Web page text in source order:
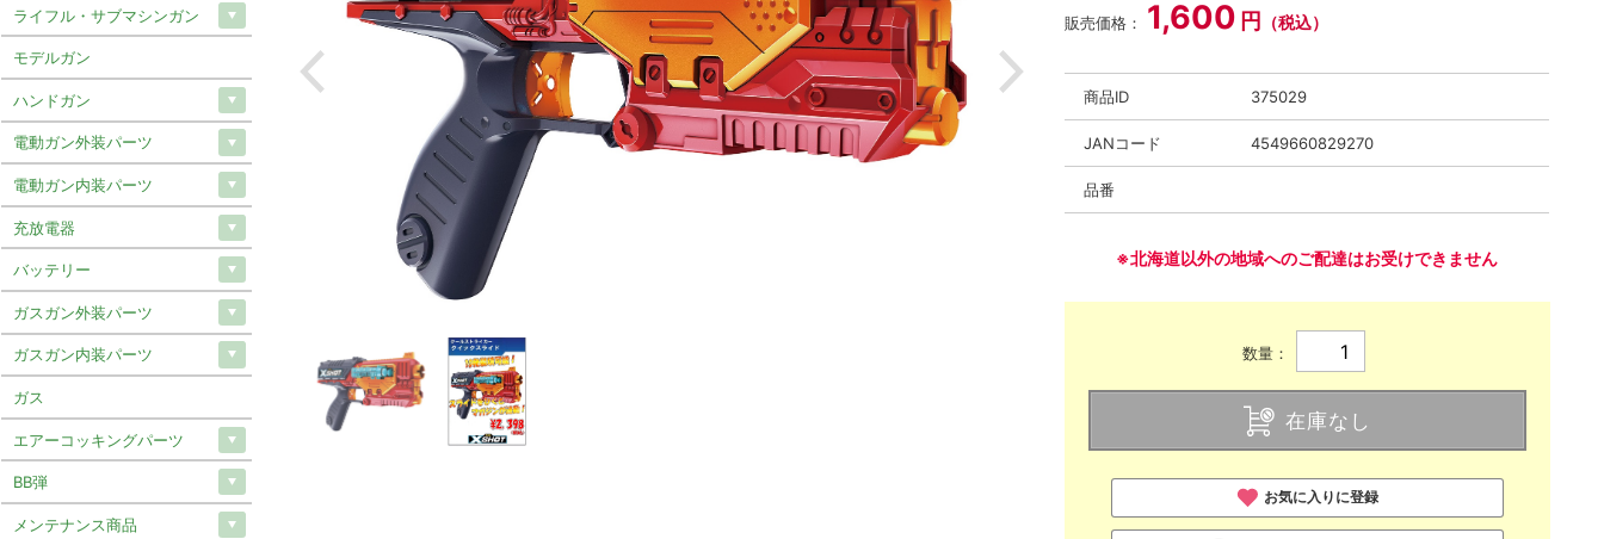
販売価格： 1,600 円 （税込）
商品ID 375029
JANコード 4549660829270
品番
※北海道以外の地域へのご配達はお受けできません
数量：
在庫なし
お気に入りに登録
ライフル・サブマシンガン
モデルガン
ハンドガン
電動ガン外装パーツ
電動ガン内装パーツ
充放電器
バッテリー
ガスガン外装パーツ
ガスガン内装パーツ
ガス
エアーコッキングパーツ
BB弾
メンテナンス商品